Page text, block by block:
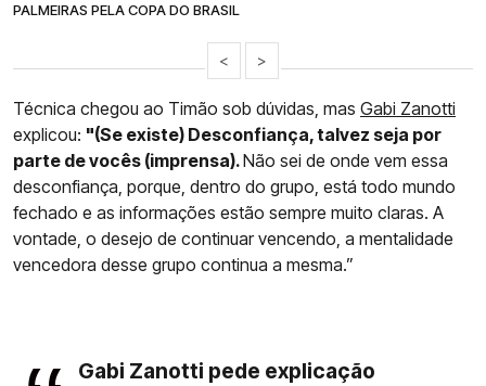
PALMEIRAS PELA COPA DO BRASIL
< >
Técnica chegou ao Timão sob dúvidas, mas Gabi Zanotti
explicou: "(Se existe) Desconfiança, talvez seja por
parte de vocês (imprensa).Não sei de onde vem essa
desconfiança, porque, dentro do grupo, está todo mundo
fechado e as informações estão sempre muito claras. A
vontade, o desejo de continuar vencendo, a mentalidade
vencedora desse grupo continua a mesma.”
Gabi Zanotti pede explicação